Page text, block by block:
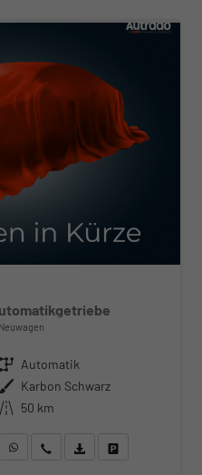
Neuwagen
Getriebe Automatik
Außenfarbe Karbon Schwarz
Kilometerstand 50 km
WhatsApp anfragen
Wir rufen Sie anFahrzeugexposé (PDF)